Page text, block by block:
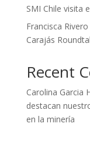
SMI Chile visita
Francisca
Carajás
Recent
Carolina Garcia
destacan
en la minería